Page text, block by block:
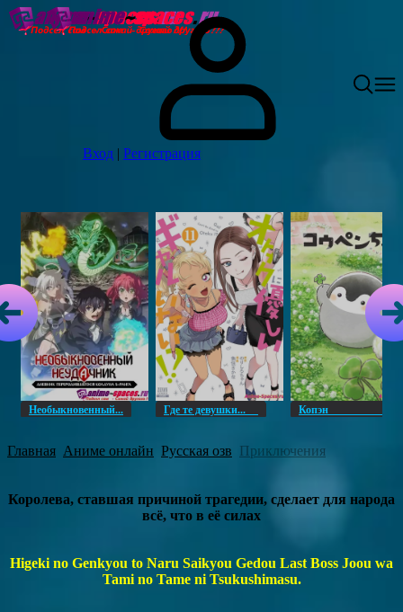
Вход | Регистрация
Необыкновенный... Где те девушки... Копэн
Главная Аниме онлайн Русская озв Приключения
Королева, ставшая причиной трагедии, сделает для народа
всё, что в её силах
Higeki no Genkyou to Naru Saikyou Gedou Last Boss Joou wa
Tami no Tame ni Tsukushimasu.